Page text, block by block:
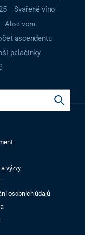
Svařené víno
Aloe vera
ascendentu
palačinky
výzvy
osobních údajů